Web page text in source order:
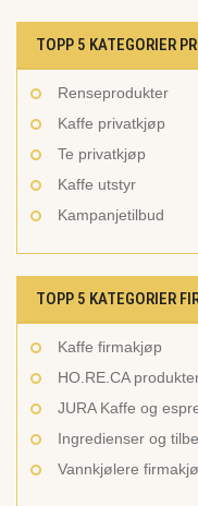
TOPP 5 KATEGORIER
Renseprodukter
Kaffe privatkjøp
Te privatkjøp
Kaffe utstyr
Kampanjetilbud
TOPP 5 KATEGORIER
Kaffe firmakjøp
HO.RE.CA
JURA Kaffe og
Ingredienser og
Vannkjølere